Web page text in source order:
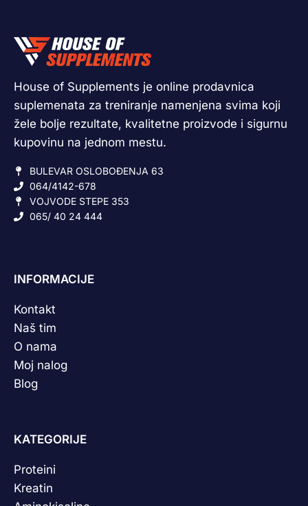
House of Supplements je online prodavnica
suplemenata za treniranje namenjena svima koji
žele bolje rezultate, kvalitetne proizvode i sigurnu
kupovinu na jednom mestu.
BULEVAR OSLOBOĐENJA 63
064/4142-678
VOJVODE STEPE 353
065/ 40 24 444
INFORMACIJE
Kontakt
Naš tim
O nama
Moj nalog
Blog
KATEGORIJE
Proteini
Kreatin